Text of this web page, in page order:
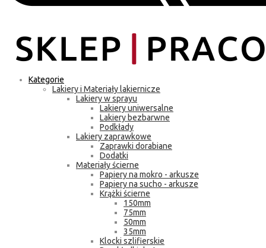
Kategorie
Lakiery i Materiały lakiernicze
Lakiery w sprayu
Lakiery uniwersalne
Lakiery bezbarwne
Podkłady
Lakiery zaprawkowe
Zaprawki dorabiane
Dodatki
Materiały ścierne
Papiery na mokro - arkusze
Papiery na sucho - arkusze
Krążki ścierne
150mm
75mm
50mm
35mm
Klocki szlifierskie